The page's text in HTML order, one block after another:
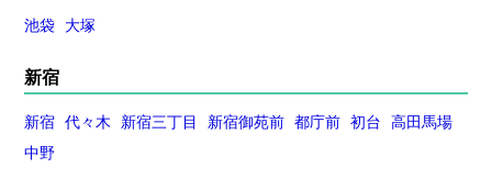
池袋 大塚
新宿
新宿 代々木 新宿三丁目 新宿御苑前 都庁前 初台 高田馬場
中野